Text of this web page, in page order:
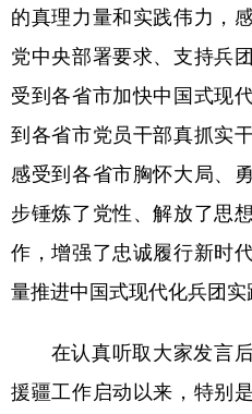
的真理力量和实践伟力，
党中央部署要求、支持兵
受到各省市加快中国式现
到各省市党员干部真抓实
感受到各省市胸怀大局、
步锤炼了党性、解放了思
作，增强了忠诚履行新时
量推进中国式现代化兵团实
在认真听取大家发言后
援疆工作启动以来，特别